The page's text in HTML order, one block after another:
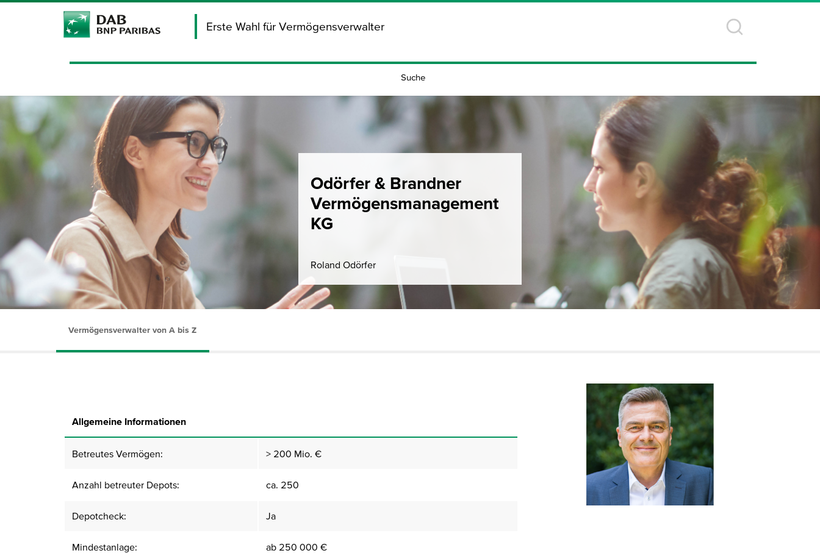
Erste Wahl für Vermögensverwalter
Suche
Odörfer & Brandner
Vermögensmanagement
KG
Roland Odörfer
Vermögensverwalter von A bis Z
Allgemeine Informationen
Betreutes Vermögen: > 200 Mio. €
Anzahl betreuter Depots: ca. 250
Depotcheck: Ja
Mindestanlage: ab 250 000 €